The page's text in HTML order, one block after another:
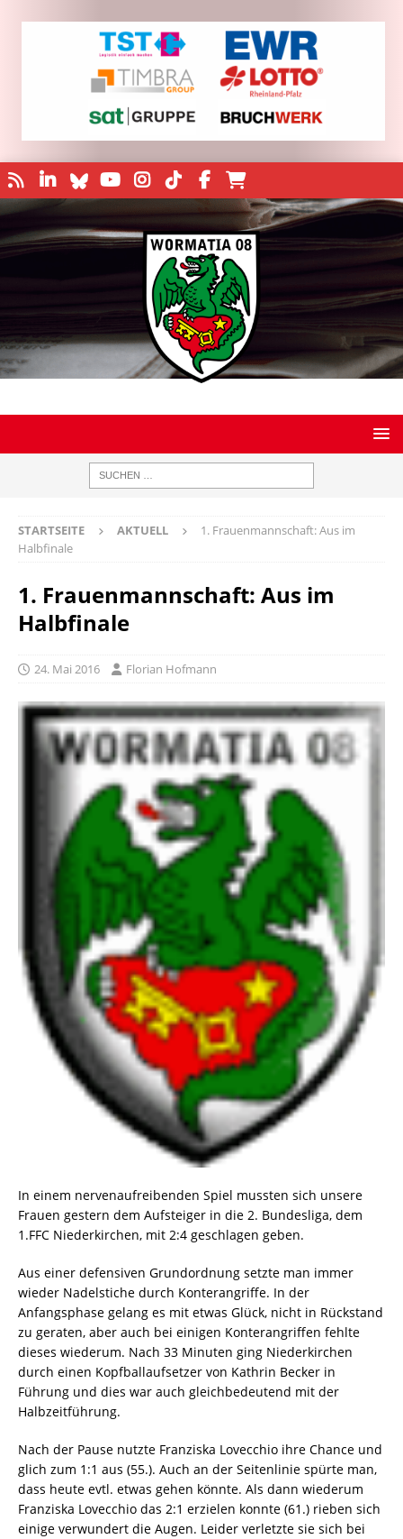
STARTSEITE AKTUELL
1. Frauenmannschaft: Aus im
Halbfinale
1. Frauenmannschaft: Aus im
Halbfinale
24. Mai 2016 Florian Hofmann
In einem nervenaufreibenden Spiel mussten sich unsere
Frauen gestern dem Aufsteiger in die 2. Bundesliga, dem
1.FFC Niederkirchen, mit 2:4 geschlagen geben.
Aus einer defensiven Grundordnung setzte man immer
wieder Nadelstiche durch Konterangriffe. In der
Anfangsphase gelang es mit etwas Glück, nicht in Rückstand
zu geraten, aber auch bei einigen Konterangriffen fehlte
dieses wiederum. Nach 33 Minuten ging Niederkirchen
durch einen Kopfballaufsetzer von Kathrin Becker in
Führung und dies war auch gleichbedeutend mit der
Halbzeitführung.
Nach der Pause nutzte Franziska Lovecchio ihre Chance und
glich zum 1:1 aus (55.). Auch an der Seitenlinie spürte man,
dass heute evtl. etwas gehen könnte. Als dann wiederum
Franziska Lovecchio das 2:1 erzielen konnte (61.) rieben sich
einige verwundert die Augen. Leider verletzte sie sich bei